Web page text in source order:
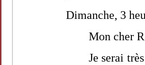
Dimanche, 3
Mon cher
Je serai